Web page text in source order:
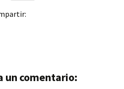
de
un comentario: